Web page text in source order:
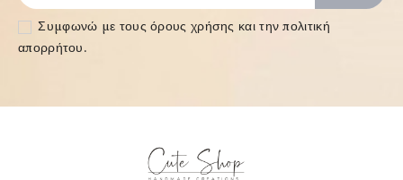
Συμφωνώ με τουςόρους χρήσης και την πολιτική
απορρήτου.